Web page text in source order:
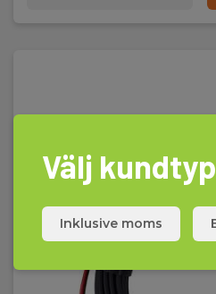
Välj kundtyp
Inklusive moms